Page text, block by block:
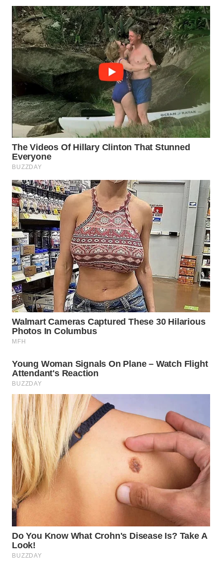
WN
NATUNA
WN
BINTAN
WN
MANDALIKA
WN
LIKUPANG
WN
LABUANBAJO
WN
BORNEO
Wahana
Media
Group
WAHANA
NEWS
WAHANA
TANI
ADVOKAT
WAHANA
INFRASTRUKTUR
WAHANA
KONSUMEN
WAHANA
LISTRIK
WAHANA
TRAVEL
WAHANA
TV